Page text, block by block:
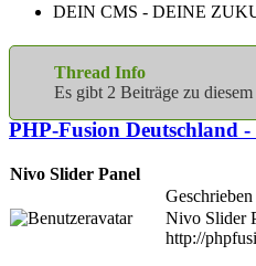
DEIN CMS - DEINE
Thread Info
Es gibt 2 Beiträge zu
PHP-Fusion Deutschland
Nivo Slider Panel
Nivo Slider
http://